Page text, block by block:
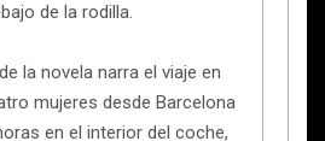
de la rodilla.
la novela narra el viaje en
mujeres desde Barcelona
en el interior del coche,